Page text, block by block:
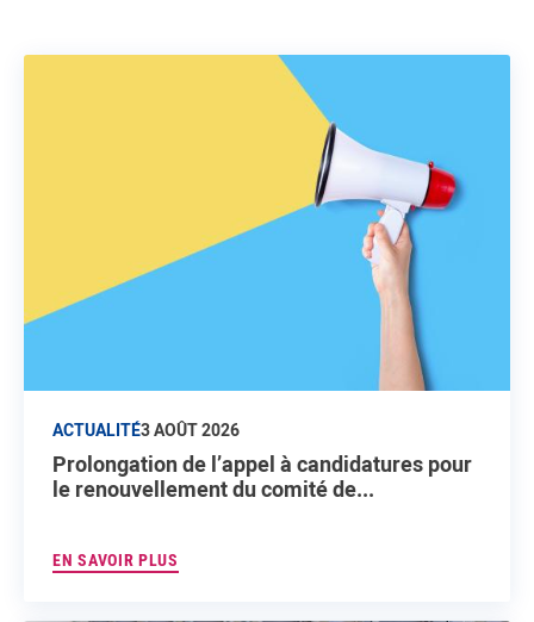
ACTUALITÉ3 AOÛT 2026
Prolongation de l’appel à candidatures pour
le renouvellement du comité de...
EN SAVOIR PLUS